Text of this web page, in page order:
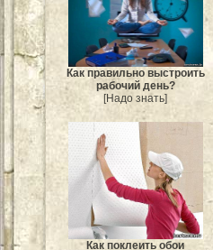
Как правильно выстроить
рабочий день?
[Надо знать]
Как поклеить обои